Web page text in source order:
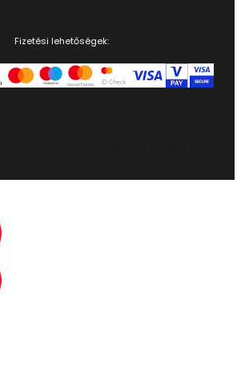
Fizetési lehetőségek: